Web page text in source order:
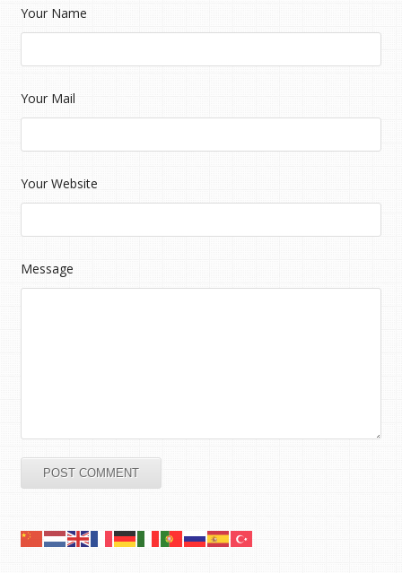
Your Name
Your Mail
Your Website
Message